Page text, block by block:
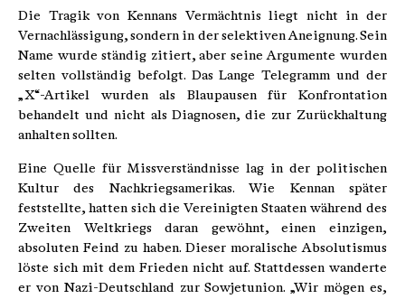
Die Tragik von Kennans Vermächtnis liegt nicht in der
Vernachlässigung, sondern in der selektiven Aneignung. Sein
Name wurde ständig zitiert, aber seine Argumente wurden
selten vollständig befolgt. Das Lange Telegramm und der
„X“-Artikel wurden als Blaupausen für Konfrontation
behandelt und nicht als Diagnosen, die zur Zurückhaltung
anhalten sollten.
Eine Quelle für Missverständnisse lag in der politischen
Kultur des Nachkriegsamerikas. Wie Kennan später
feststellte, hatten sich die Vereinigten Staaten während des
Zweiten Weltkriegs daran gewöhnt, einen einzigen,
absoluten Feind zu haben. Dieser moralische Absolutismus
löste sich mit dem Frieden nicht auf. Stattdessen wanderte
er von Nazi-Deutschland zur Sowjetunion. „Wir mögen es,